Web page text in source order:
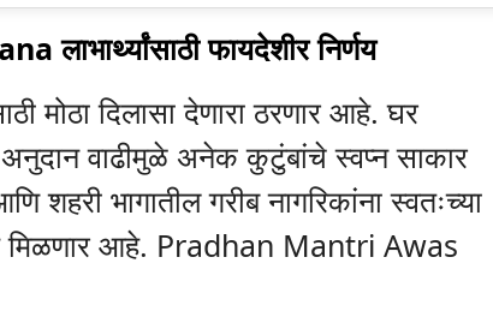
फायदेशीर निर्णय
मोठा दिलासा देणारा ठरणार आहे. घर
अनुदान वाढीमुळे अनेक कुटुंबांचे स्वप्न साकार
शहरी भागातील गरीब नागरिकांना स्वतःच्या
मिळणार आहे. Pradhan Mantri Awas